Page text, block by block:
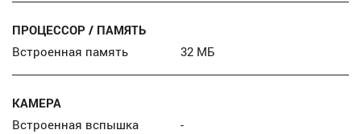
ПРОЦЕССОР / ПАМЯТЬ
Встроенная память
32 МБ
КАМЕРА
Встроенная вспышка
-